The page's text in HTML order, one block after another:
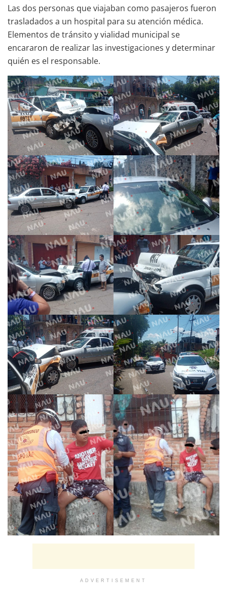
Las dos personas que viajaban como pasajeros fueron
trasladados a un hospital para su atención médica.
Elementos de tránsito y vialidad municipal se
encararon de realizar las investigaciones y determinar
quién es el responsable.
ADVERTISEMENT